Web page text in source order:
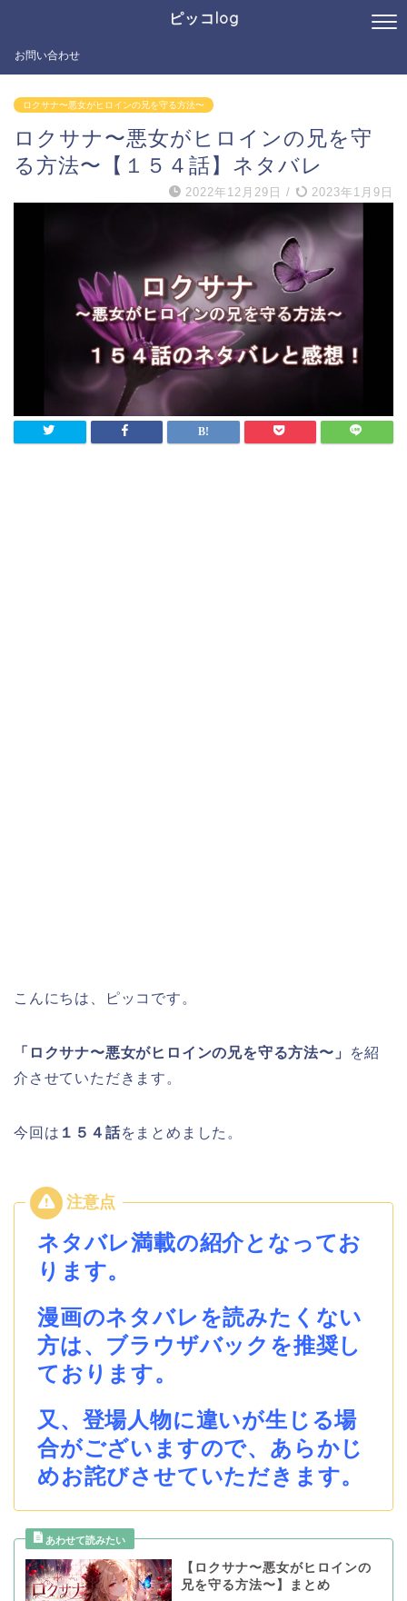
ピッコlog
お問い合わせ
ロクサナ〜悪女がヒロインの兄を守る方法〜
ロクサナ〜悪女がヒロインの兄を守
る方法〜【１５４話】ネタバレ
2022年12月29日 / 2023年1月9日
こんにちは、ピッコです。
「ロクサナ〜悪女がヒロインの兄を守る方法〜」
を紹
介させていただきます。
今回は １５４ 話をまとめました。
ネタバレ満載の紹介となってお
ります。
漫画のネタバレを読みたくない
方は、ブラウザバックを推奨し
ております。
又、登場人物に違いが生じる場
合がございますので、あらかじ
めお詫びさせていただきます。
【ロクサナ〜悪女がヒロインの
兄を守る方法〜】まとめ